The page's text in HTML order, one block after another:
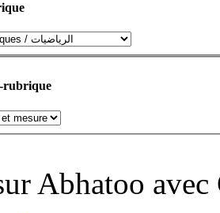
rubrique
Abhatoo